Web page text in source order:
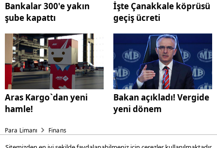
Bankalar 300'e yakın
şube kapattı
İşte Çanakkale köprüsü
geçiş ücreti
Aras Kargo`dan yeni
hamle!
Bakan açıkladı! Vergide
yeni dönem
Para Limanı Finans